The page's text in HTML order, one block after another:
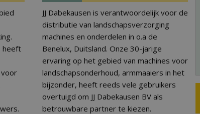
heeft
JJ Dabekausen is verantwoordelijk voor de
distributie van landschapsverzorging
machines en onderdelen in o.a de
Benelux, Duitsland. Onze 30-jarige
ervaring op het gebied van machines voor
landschapsonderhoud, armmaaiers in het
bijzonder, heeft reeds vele gebruikers
overtuigd om JJ Dabekausen BV als
betrouwbare partner te kiezen.